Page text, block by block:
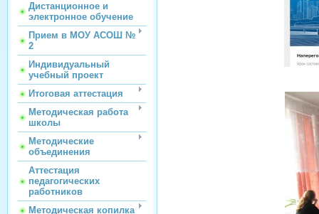
Дистанционное и
электронное обучение
Прием в МОУ АСОШ №
2
Индивидуальный
учебный проект
Итоговая аттестация
Методическая работа
школы
Методические
объединения
Аттестация
педагогических
работников
Методическая копилка